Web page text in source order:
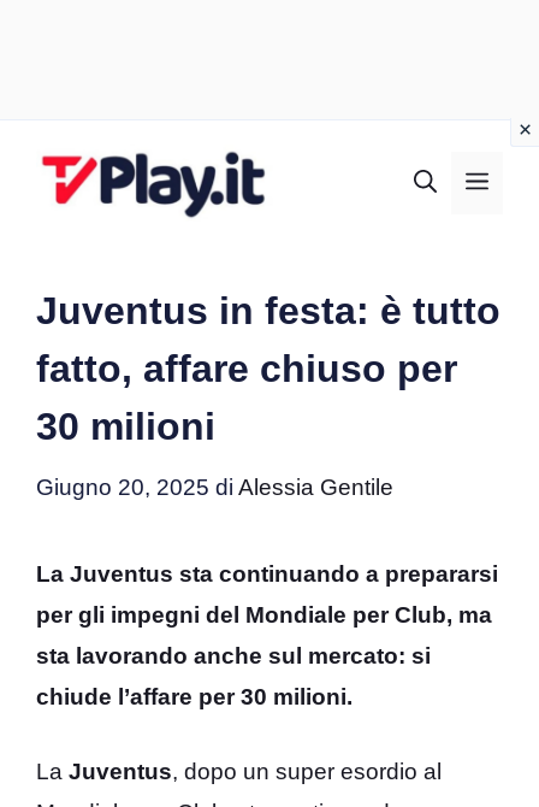
Juventus in festa: è tutto
fatto, affare chiuso per
30 milioni
Giugno 20, 2025 di Alessia Gentile
La Juventus sta continuando a prepararsi
per gli impegni del Mondiale per Club, ma
sta lavorando anche sul mercato: si
chiude l’affare per 30 milioni.
La Juventus, dopo un super esordio al